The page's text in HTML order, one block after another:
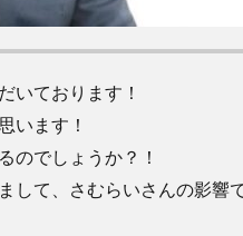
いております！
います！
のでしょうか？！
して、さむらいさんの影響